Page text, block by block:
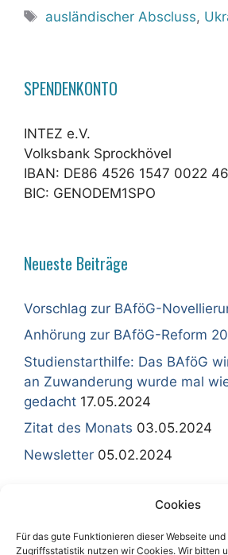
Cookies
Für das gute Funktionieren dieser Webseite
Zugriffsstatistik nutzen wir Cookies. Wir bitten
Schlagwörter
ausländischer Abscluss,
SPENDENKONTO
INTEZ e.V.
Volksbank Sprockhövel
IBAN: DE86 4526 1547 0022
BIC: GENODEM1SPO
Neueste Beiträge
Vorschlag zur BAföG-
Anhörung zur BAföG-Reform
Studienstarthilfe: Das BAföG
an Zuwanderung wurde mal
gedacht 17.05.2024
Zitat des Monats 03.05.2024
Newsletter 05.02.2024
Sitemap - Inhaltsübersicht